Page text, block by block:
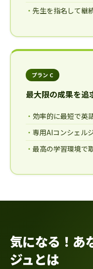
先生を指名して継
プラン C
最大限の成果を追
効率的に最短で英
専用AIコンシェル
最高の学習環境で
気になる！あ
ジュとは